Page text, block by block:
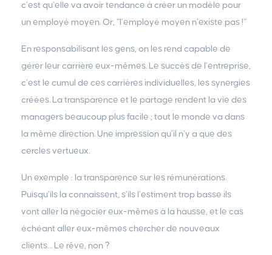
c’est qu’elle va avoir tendance à créer un modèle pour
un employé moyen. Or, “l’employé moyen n’existe pas !”
En responsabilisant les gens, on les rend capable de
gérer leur carrière eux-mêmes. Le succès de l’entreprise,
c’est le cumul de ces carrières individuelles, les synergies
créées. La transparence et le partage rendent la vie des
managers beaucoup plus facile ; tout le monde va dans
la même direction. Une impression qu’il n’y a que des
cercles vertueux.
Un exemple : la transparence sur les rémunérations.
Puisqu’ils la connaissent, s’ils l’estiment trop basse ils
vont aller la négocier eux-mêmes à la hausse, et le cas
échéant aller eux-mêmes chercher de nouveaux
clients… Le rêve, non ?